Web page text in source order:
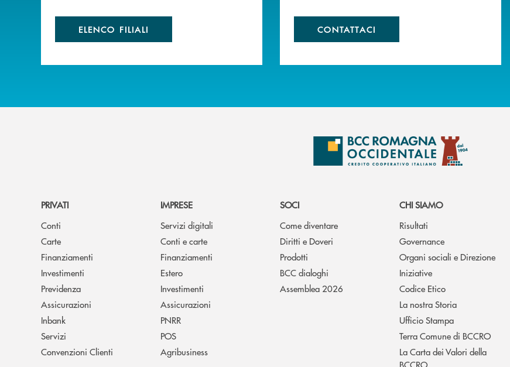
ELENCO FILIALI CONTATTACI
PRIVATI
Conti
Carte
Finanziamenti
Investimenti
Previdenza
Assicurazioni
Inbank
Servizi
Convenzioni Clienti
IMPRESE
Servizi digitali
Conti e carte
Finanziamenti
Estero
Investimenti
Assicurazioni
PNRR
POS
Agribusiness
SOCI
Come diventare
Diritti e Doveri
Prodotti
BCC dialoghi
Assemblea 2026
CHI SIAMO
Risultati
Governance
Organi sociali e Direzione
Iniziative
Codice Etico
La nostra Storia
Ufficio Stampa
Terra Comune di BCCRO
La Carta dei Valori della
BCCRO